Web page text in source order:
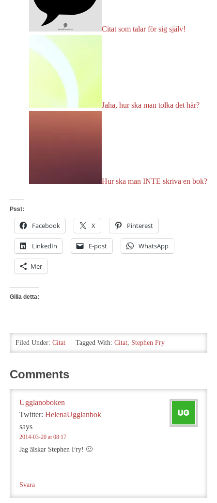
Citat som talar för sig själv!
Jaha, hur ska man tolka det här?
Hur ska man INTE skriva en bok?
Psst:
Facebook X Pinterest
LinkedIn E-post WhatsApp
Mer
Gilla detta:
Filed Under: Citat Tagged With: Citat Stephen Fry
Comments
Ugglanoboken
Twitter: HelenaUgglanbok
says
2014-03-20 at 08:17
Jag älskar Stephen Fry! 🙂
Svara